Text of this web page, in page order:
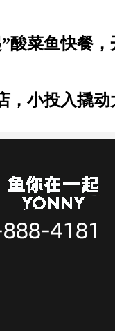
酸菜鱼快餐
，小投入撬动